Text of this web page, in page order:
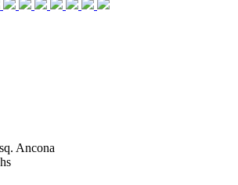
Ancona